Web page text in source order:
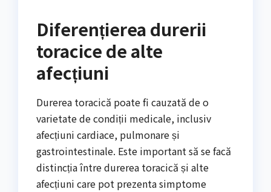
Diferențierea durerii
toracice de alte
afecțiuni
Durerea toracică poate fi cauzată de o
varietate de condiții medicale, inclusiv
afecțiuni cardiace, pulmonare și
gastrointestinale. Este important să se facă
distincția între durerea toracică și alte
afecțiuni care pot prezenta simptome